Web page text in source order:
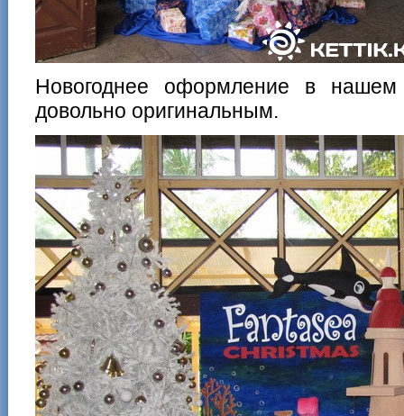
Новогоднее оформление в
довольно оригинальным.